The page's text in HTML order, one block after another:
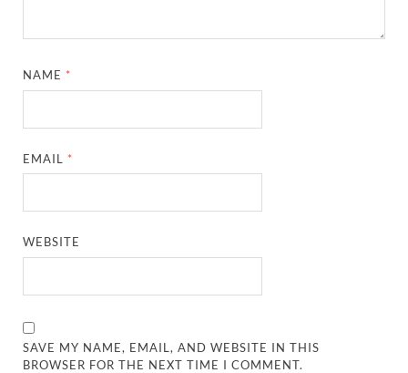
NAME *
EMAIL *
WEBSITE
SAVE MY NAME, EMAIL, AND WEBSITE IN THIS
BROWSER FOR THE NEXT TIME I COMMENT.